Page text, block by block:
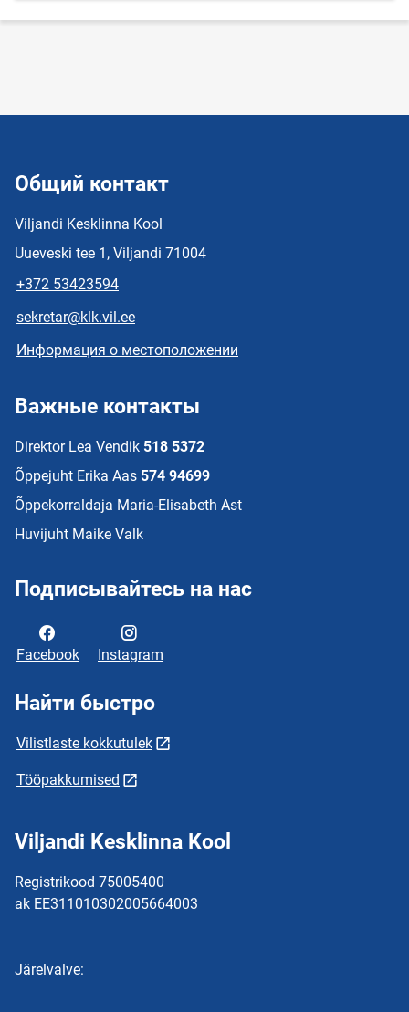
Общий контакт
Viljandi Kesklinna Kool
Uueveski tee 1, Viljandi 71004
+372 53423594
sekretar@klk.vil.ee
Информация о местоположении
Важные контакты
Direktor Lea Vendik 518 5372
Õppejuht Erika Aas 574 94699
Õppekorraldaja Maria-Elisabeth Ast
Huvijuht Maike Valk
Подписывайтесь на нас
Facebook Instagram
Найти быстро
Vilistlaste kokkutulek
Tööpakkumised
Viljandi Kesklinna Kool
Registrikood 75005400
ak EE311010302005664003
Järelvalve: